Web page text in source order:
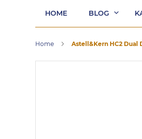
HOME BLOG
Home Astell&Kern HC2 Dual